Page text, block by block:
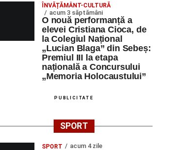
ÎNVĂȚĂMÂNT-CULTURĂ
acum 3 săptămâni
O nouă performanță a
elevei Cristiana Cioca, de
la Colegiul Național
„Lucian Blaga” din Sebeș:
Premiul III la etapa
națională a Concursului
„Memoria Holocaustului”
PUBLICITATE
SPORT
SPORT acum 4 zile